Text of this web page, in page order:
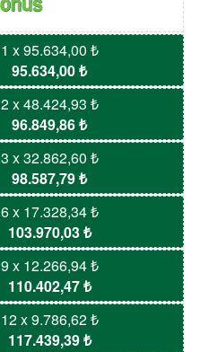
1 x 95.634,00 ₺
95.634,00 ₺
2 x 48.424,93 ₺
96.849,86 ₺
3 x 32.862,60 ₺
98.587,79 ₺
6 x 17.328,34 ₺
103.970,03 ₺
9 x 12.266,94 ₺
110.402,47 ₺
12 x 9.786,62 ₺
117.439,39 ₺